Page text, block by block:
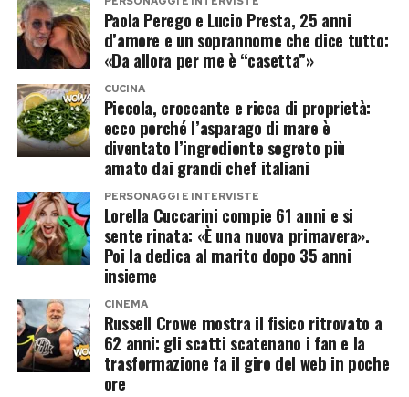
crisi soltanto perché cambiano lo scenario o la
stagione.
Quando il tradimento è il sintomo di
altro
Per molti terapeuti di coppia, il tradimento
rappresenta spesso la conseguenza di difficoltà
già presenti: problemi di comunicazione,
distanza emotiva, bisogno di sentirsi
nuovamente desiderati o ricerca di conferme
personali.
L’estate può semplicemente offrire il contesto
in cui questi bisogni emergono con maggiore
Paola Perego e Lucio Presta, 25 anni
d’amore e un soprannome che dice tutto:
«Da allora per me è “casetta”»
CUCINA
Piccola, croccante e ricca di proprietà:
ecco perché l’asparago di mare è
diventato l’ingrediente segreto più
amato dai grandi chef italiani
PERSONAGGI E INTERVISTE
Lorella Cuccarini compie 61 anni e si
sente rinata: «È una nuova primavera».
Poi la dedica al marito dopo 35 anni
insieme
CINEMA
Russell Crowe mostra il fisico ritrovato a
62 anni: gli scatti scatenano i fan e la
trasformazione fa il giro del web in poche
ore